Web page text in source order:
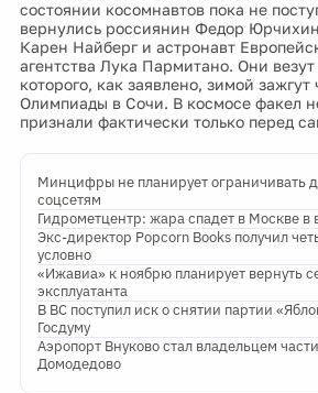
состоянии косомнавтов пока не
вернулись россиянин Федор
Карен Найберг и астронавт
агентства Лука Пармитано. Они
которого, как заявлено, зимой
Олимпиады в Сочи. В космосе факел
признали фактически только перед
Минцифры не планирует ограничивать
соцсетям
Гидрометцентр: жара спадет в Москве в
Экс-директор Popcorn Books получил
условно
«Ижавиа» к ноябрю планирует вернуть
эксплуатанта
В ВС поступил иск о снятии партии
Госдуму
Аэропорт Внуково стал владельцем
Домодедово